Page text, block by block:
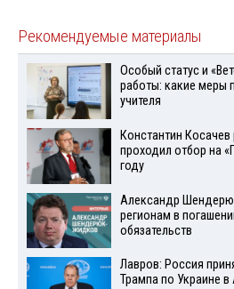
Рекомендуемые материалы
Особый статус и
работы: какие меры
учителя
Константин Косачев
проходил отбор на
году
Александр
регионам в
обязательств
Лавров: Россия
Трампа по Украине в